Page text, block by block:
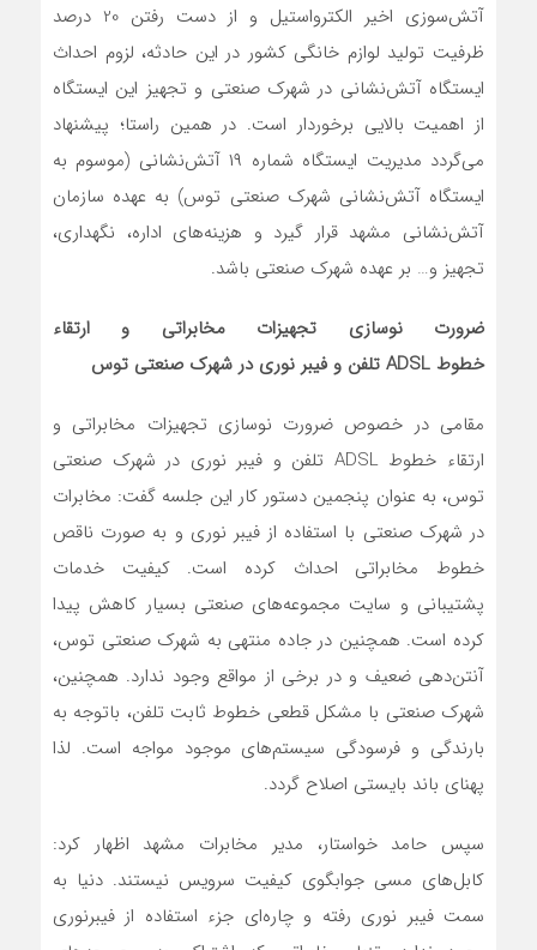
آتش‌سوزی اخیر الکترواستیل و از دست رفتن 20 درصد
ظرفیت تولید لوازم خانگی کشور در این حادثه، لزوم احداث
ایستگاه آتش‌نشانی در شهرک صنعتی و تجهیز این ایستگاه
از اهمیت بالایی برخوردار است. در همین راستا؛ پیشنهاد
می‌گردد مدیریت ایستگاه شماره ۱۹ آتش‌نشانی (موسوم به
ایستگاه آتش‌نشانی شهرک صنعتی توس) به عهده سازمان
آتش‌نشانی مشهد قرار گیرد و هزینه‌های اداره، نگهداری،
تجهیز و… بر عهده شهرک صنعتی باشد.
ضرورت نوسازی تجهیزات مخابراتی و ارتقاء
خطوط ADSL تلفن و فیبر نوری در شهرک صنعتی توس
مقامی در خصوص ضرورت نوسازی تجهیزات مخابراتی و
ارتقاء خطوط ADSL تلفن و فیبر نوری در شهرک صنعتی
توس، به عنوان پنجمین دستور کار این جلسه گفت: مخابرات
در شهرک صنعتی با استفاده از فیبر نوری و به صورت ناقص
خطوط مخابراتی احداث کرده است. کیفیت خدمات
پشتیبانی و سایت مجموعه‌های صنعتی بسیار کاهش پیدا
کرده است. همچنین در جاده منتهی به شهرک صنعتی توس،
آنتن‌دهی ضعیف و در برخی از مواقع وجود ندارد. همچنین،
شهرک صنعتی با مشکل قطعی خطوط ثابت تلفن، باتوجه به
بارندگی و فرسودگی سیستم‌های موجود مواجه است. لذا
پهنای باند بایستی اصلاح گردد.
سپس حامد خواستار، مدیر مخابرات مشهد اظهار کرد:
کابل‌های مسی جوابگوی کیفیت سرویس نیستند. دنیا به
سمت فیبر نوری رفته و چاره‌ای جزء استفاده از فیبرنوری